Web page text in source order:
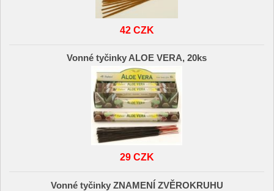
42 CZK
Vonné tyčinky ALOE VERA, 20ks
29 CZK
Vonné tyčinky ZNAMENÍ ZVĚROKRUHU